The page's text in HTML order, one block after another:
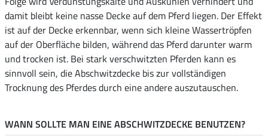
damit bleibt keine nasse Decke auf dem Pferd liegen. Der Effekt
ist auf der Decke erkennbar, wenn sich kleine Wassertröpfen
auf der Oberfläche bilden, während das Pferd darunter warm
und trocken ist. Bei stark verschwitzten Pferden kann es
sinnvoll sein, die Abschwitzdecke bis zur vollständigen
Trocknung des Pferdes durch eine andere auszutauschen.
WANN SOLLTE MAN EINE ABSCHWITZDECKE BENUTZEN?